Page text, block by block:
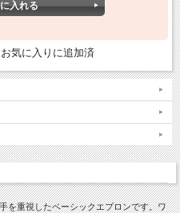
お気に入りに追加済
を重視したベーシックエプロンです。ワ